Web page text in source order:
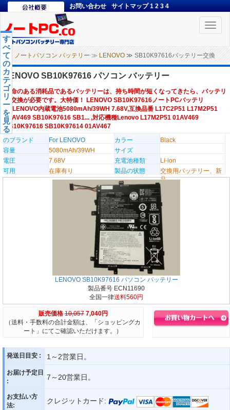
お問い合わせ サイトマップ 1 2 3 4
Toggle
ノートパソコン バッテリー ≫ LENOVO ≫ SB10K97616バッテリー交換
す
べ
て
の
カ
テ
ゴ
リ
ー
を
見
る
LENOVO SB10K97616 パソコン バッテリー
寿命のある消耗品であるバッテリーは、持ち時間が短くなってきたら、バッテリ
ー交換が必要です。大特価！ LENOVO SB10K97616ノートPCバッテリ
ー,LENOVO内蔵電池5080mAh/39WH 7.68V,互換品番 L17C2P51 L17M2P51
01AV469 SB10K97616 SB1... ,対応機種Lenovo L17M2P51 01AV469
SB10K97616 SB10K97614 01AV467
のブランド
For LENOVO カラー
Black
容量
5080mAh/39WH
サイズ
電圧
7.68V 充電池種類
Li-ion
可用
在庫有り 製品の状態
交換用バッテリー、新
品
LENOVO SB10K97616 パソコン バッテリー
製品番号 ECN11690
全国一律送料560円
販売価格 10,057 7,040円
（送料・手数料の合計金額は、「ショッピングカ
ート」にてご確認いただけます。）
発送日目安 : 1～2営業日。
お届け予定日
:
7～20営業日。
お支払い方
法:
クレジットカード: